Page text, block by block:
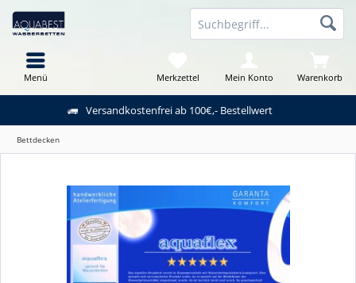
Versandkostenfrei ab 100€,- Bestellwert
Warenkorb
Merkzettel Mein Konto
Menü
Bettdecken